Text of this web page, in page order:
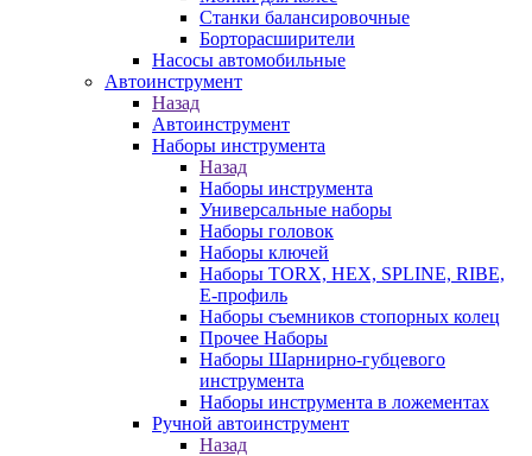
Станки балансировочные
Борторасширители
Насосы автомобильные
Автоинструмент
Назад
Автоинструмент
Наборы инструмента
Назад
Наборы инструмента
Универсальные наборы
Наборы головок
Наборы ключей
Наборы TORX, HEX, SPLINE, RIBE,
E-профиль
Наборы съемников стопорных колец
Прочее Наборы
Наборы Шарнирно-губцевого
инструмента
Наборы инструмента в ложементах
Ручной автоинструмент
Назад